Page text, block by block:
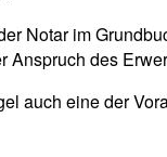
Notar im
des
auch eine der